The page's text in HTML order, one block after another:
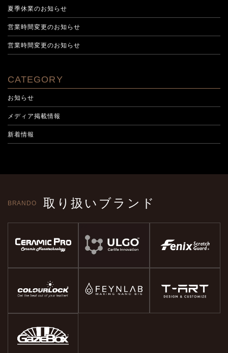
夏季休業のお知らせ
営業時間変更のお知らせ
営業時間変更のお知らせ
CATEGORY
お知らせ
メディア掲載情報
新着情報
BRANDO 取り扱いブランド